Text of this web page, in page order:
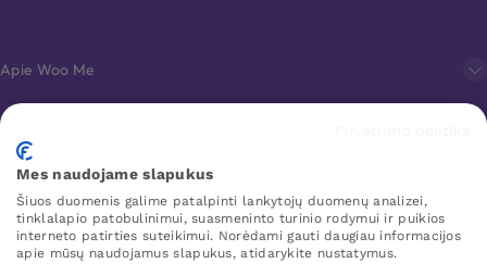
Apie Woo Me
Klientų aptarnavimas
Mėgstamiausi
Mes naudojame slapukus
Šiuos duomenis galime patalpinti lankytojų duomenų analizei,
tinklalapio patobulinimui, suasmeninto turinio rodymui ir puikios
interneto patirties suteikimui. Norėdami gauti daugiau informacijos
apie mūsų naudojamus slapukus, atidarykite nustatymus.